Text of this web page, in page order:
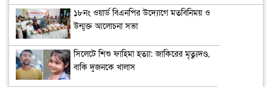
১৮নং ওয়ার্ড বিএনপির উদ্যোগে মতবিনিময় ও
উন্মুক্ত আলোচনা সভা
সিলেটে শিশু ফাহিমা হত্যা: জাকিরের মৃত্যুদণ্ড,
বাকি দুজনকে খালাস